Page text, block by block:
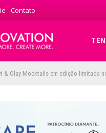
Contato
& Olay Mocktails em edição limitada